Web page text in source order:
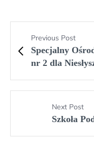
Previous Post
Specjalny
nr 2 dla
Next Post
Szkoła